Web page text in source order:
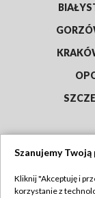
Szanujemy
Kliknij "Akceptuję i
korzystanie z